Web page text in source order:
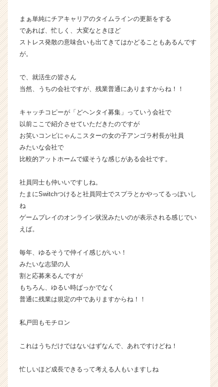
リ
ア
（C
C
r
r）
まぁ単純にチアキャリアのタイムラインの更新をする
であれば、忙しく、大変なときほど
ストレス発散の意味合いも出てきてはかどることもあるんです
が。
で、就活生の皆さん
当然、うちの会社ですが、残業普通にありますからね！！
キャッチコピーが「どヘンタイ募集」っていう会社で
以前ここで紹介させていただきたのですが
お笑いコンビにゃんこスターの女の子アンゴラ村長が社員
みたいな会社で
比較的アットホームで緩そうな感じがある会社です。
社員同士も仲いいですしね。
たまにSwitchつけると社員同士でスプラとかやってるっぽいし
ね
ゲームプレイのオンライン状況みたいのが表示される感じでい
えば。
毎年、ゆるそうで仲イイ感じがいい！
みたいな志望の人
割と応募来るんですが
もちろん、ゆるい時ばっかでなく
普通に残業は規定の中でありますからね！！
私戸田もモチロン
これはうちだけではないはずなんで、あれですけどね！
忙しいほど成長できるって考える人もいますしね